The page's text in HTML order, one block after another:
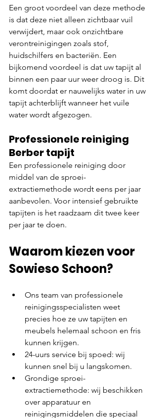
Een groot voordeel van deze methode
is dat deze niet alleen zichtbaar vuil
verwijdert, maar ook onzichtbare
verontreinigingen zoals stof,
huidschilfers en bacteriën. Een
bijkomend voordeel is dat uw tapijt al
binnen een paar uur weer droog is. Dit
komt doordat er nauwelijks water in uw
tapijt achterblijft wanneer het vuile
water wordt afgezogen.
Professionele reiniging
Berber tapijt
Een professionele reiniging door
middel van de sproei-
extractiemethode wordt eens per jaar
aanbevolen. Voor intensief gebruikte
tapijten is het raadzaam dit twee keer
per jaar te doen.
Waarom kiezen voor
Sowieso Schoon?
Ons team van professionele
reinigingsspecialisten weet
precies hoe ze uw tapijten en
meubels helemaal schoon en fris
kunnen krijgen.
24-uurs service bij spoed: wij
kunnen snel bij u langskomen.
Grondige sproei-
extractiemethode: wij beschikken
over apparatuur en
reinigingsmiddelen die speciaal